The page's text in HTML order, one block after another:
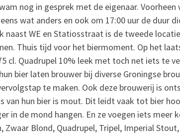
nog in gesprek met de eigenaar.
wat anders en ook om 17:00 uur de duur
naast WE en Statiosstraat is de tweede
Thuis tijd voor het biermoment. Op het
cl. Quadrupel 10% leek met toch net iets te
bier laten brouwer bij diverse Groningse
te maken. Ook deze brouwerij is
van hun bier is mout. Dit leidt vaak tot bier
in de mond hangen. En ze voegen iets
Zwaar Blond, Quadrupel, Tripel, Imperial